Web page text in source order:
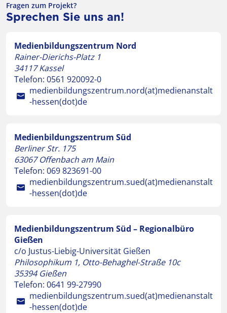
Fragen zum Projekt?
Sprechen Sie uns an!
Medienbildungszentrum Nord
Rainer-Dierichs-Platz 1
34117 Kassel
Telefon: 0561 920092-0
medienbildungszentrum.nord(at)medienanstalt
-hessen(dot)de
Medienbildungszentrum Süd
Berliner Str. 175
63067 Offenbach am Main
Telefon: 069 823691-00
medienbildungszentrum.sued(at)medienanstalt
-hessen(dot)de
Medienbildungszentrum Süd – Regionalbüro
Gießen
c/o Justus-Liebig-Universität Gießen
Philosophikum 1, Otto-Behaghel-Straße 10c
35394 Gießen
Telefon: 0641 99-27990
medienbildungszentrum.sued(at)medienanstalt
-hessen(dot)de